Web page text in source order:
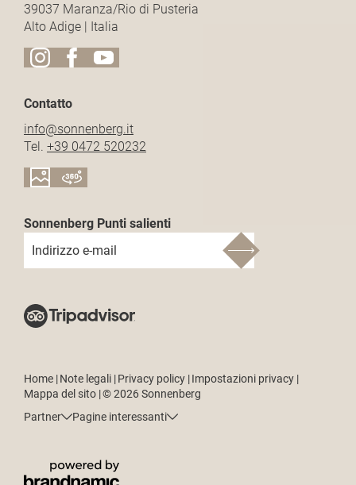
39037 Maranza/Rio di Pusteria
Alto Adige | Italia
Contatto
info@sonnenberg.it
Tel. +39 0472 520232
Sonnenberg Punti salienti
Indirizzo e-mail
Home |Note legali |Privacy policy |Impostazioni privacy |
Mappa del sito |© 2026 Sonnenberg
Partner
Pagine interessanti